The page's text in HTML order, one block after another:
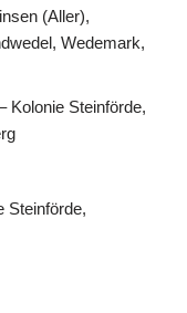
(Aller),
Wedemark,
Kolonie Steinförde,
Steinförde,